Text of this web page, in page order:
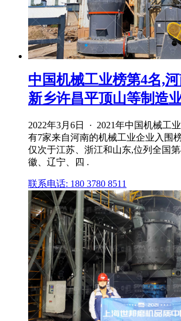
中国机械工业榜第4名,
新乡许昌平顶山等制造
2022年3月6日 · 2021年中国机械工
有7家来自河南的机械工业企业入围
仅次于江苏、浙江和山东,位列全国
徽、辽宁、四 .
联系电话: 180 3780 8511